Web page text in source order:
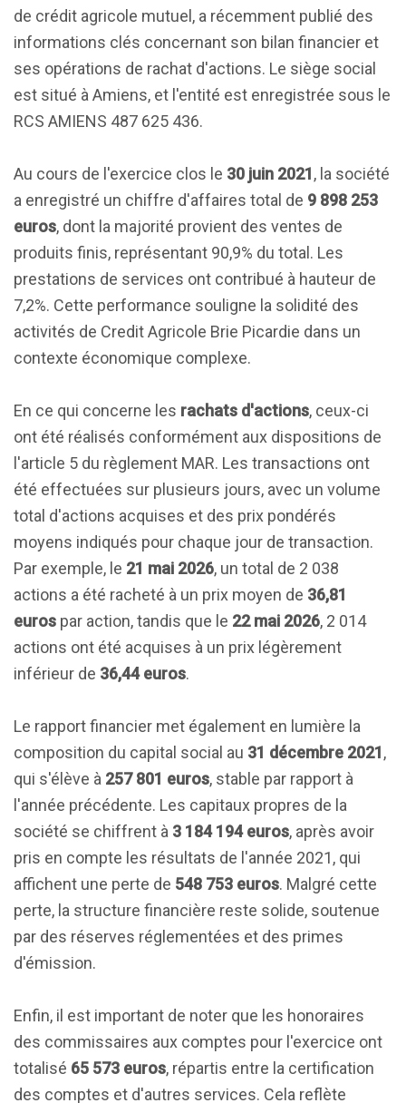
de crédit agricole mutuel, a récemment publié des
informations clés concernant son bilan financier et
ses opérations de rachat d'actions. Le siège social
est situé à Amiens, et l'entité est enregistrée sous le
RCS AMIENS 487 625 436.
Au cours de l'exercice clos le 30 juin 2021, la société
a enregistré un chiffre d'affaires total de 9 898 253
euros, dont la majorité provient des ventes de
produits finis, représentant 90,9% du total. Les
prestations de services ont contribué à hauteur de
7,2%. Cette performance souligne la solidité des
activités de Credit Agricole Brie Picardie dans un
contexte économique complexe.
En ce qui concerne les rachats d'actions, ceux-ci
ont été réalisés conformément aux dispositions de
l'article 5 du règlement MAR. Les transactions ont
été effectuées sur plusieurs jours, avec un volume
total d'actions acquises et des prix pondérés
moyens indiqués pour chaque jour de transaction.
Par exemple, le 21 mai 2026, un total de 2 038
actions a été racheté à un prix moyen de 36,81
euros par action, tandis que le 22 mai 2026, 2 014
actions ont été acquises à un prix légèrement
inférieur de 36,44 euros.
Le rapport financier met également en lumière la
composition du capital social au 31 décembre 2021,
qui s'élève à 257 801 euros, stable par rapport à
l'année précédente. Les capitaux propres de la
société se chiffrent à 3 184 194 euros, après avoir
pris en compte les résultats de l'année 2021, qui
affichent une perte de 548 753 euros. Malgré cette
perte, la structure financière reste solide, soutenue
par des réserves réglementées et des primes
d'émission.
Enfin, il est important de noter que les honoraires
des commissaires aux comptes pour l'exercice ont
totalisé 65 573 euros, répartis entre la certification
des comptes et d'autres services. Cela reflète